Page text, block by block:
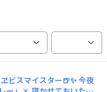
ビスマイスター🍺✨今夜